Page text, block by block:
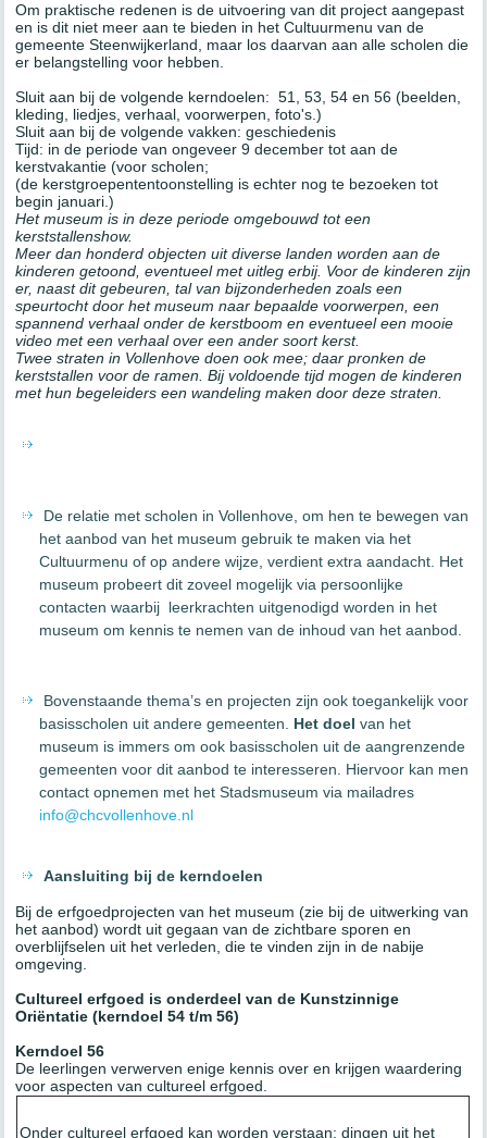
Om praktische redenen is de uitvoering van dit project aangepast
en is dit niet meer aan te bieden in het Cultuurmenu van de
gemeente Steenwijkerland, maar los daarvan aan alle scholen die
er belangstelling voor hebben.
Sluit aan bij de volgende kerndoelen: 51, 53, 54 en 56 (beelden,
kleding, liedjes, verhaal, voorwerpen, foto's.)
Sluit aan bij de volgende vakken: geschiedenis
Tijd: in de periode van ongeveer 9 december tot aan de
kerstvakantie (voor scholen;
(de kerstgroepententoonstelling is echter nog te bezoeken tot
begin januari.)
Het museum is in deze periode omgebouwd tot een
kerststallenshow.
Meer dan honderd objecten uit diverse landen worden aan de
kinderen getoond, eventueel met uitleg erbij. Voor de kinderen zijn
er, naast dit gebeuren, tal van bijzonderheden zoals een
speurtocht door het museum naar bepaalde voorwerpen, een
spannend verhaal onder de kerstboom en eventueel een mooie
video met een verhaal over een ander soort kerst.
Twee straten in Vollenhove doen ook mee; daar pronken de
kerststallen voor de ramen. Bij voldoende tijd mogen de kinderen
met hun begeleiders een wandeling maken door deze straten.
De relatie met scholen in Vollenhove, om hen te bewegen van
het aanbod van het museum gebruik te maken via het
Cultuurmenu of op andere wijze, verdient extra aandacht. Het
museum probeert dit zoveel mogelijk via persoonlijke
contacten waarbij leerkrachten uitgenodigd worden in het
museum om kennis te nemen van de inhoud van het aanbod.
Bovenstaande thema’s en projecten zijn ook toegankelijk voor
basisscholen uit andere gemeenten. Het doel van het
museum is immers om ook basisscholen uit de aangrenzende
gemeenten voor dit aanbod te interesseren. Hiervoor kan men
contact opnemen met het Stadsmuseum via mailadres
info@chcvollenhove.nl
Aansluiting bij de kerndoelen
Bij de erfgoedprojecten van het museum (zie bij de uitwerking van
het aanbod) wordt uit gegaan van de zichtbare sporen en
overblijfselen uit het verleden, die te vinden zijn in de nabije
omgeving.
Cultureel erfgoed is onderdeel van de Kunstzinnige
Oriëntatie(kerndoel 54 t/m 56)
Kerndoel 56
De leerlingen verwerven enige kennis over en krijgen waardering
voor aspecten van cultureel erfgoed.
Onder cultureel erfgoed kan worden verstaan: dingen uit het